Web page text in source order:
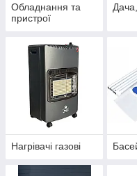
Обладнання та
пристрої
Нагрівачі газові